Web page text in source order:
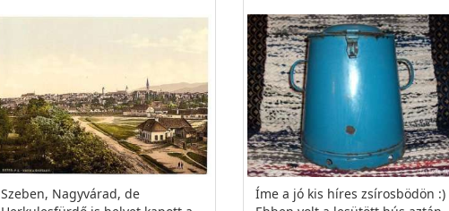
Szeben, Nagyvárad, de
Íme a jó kis híres zsírosbödön :)